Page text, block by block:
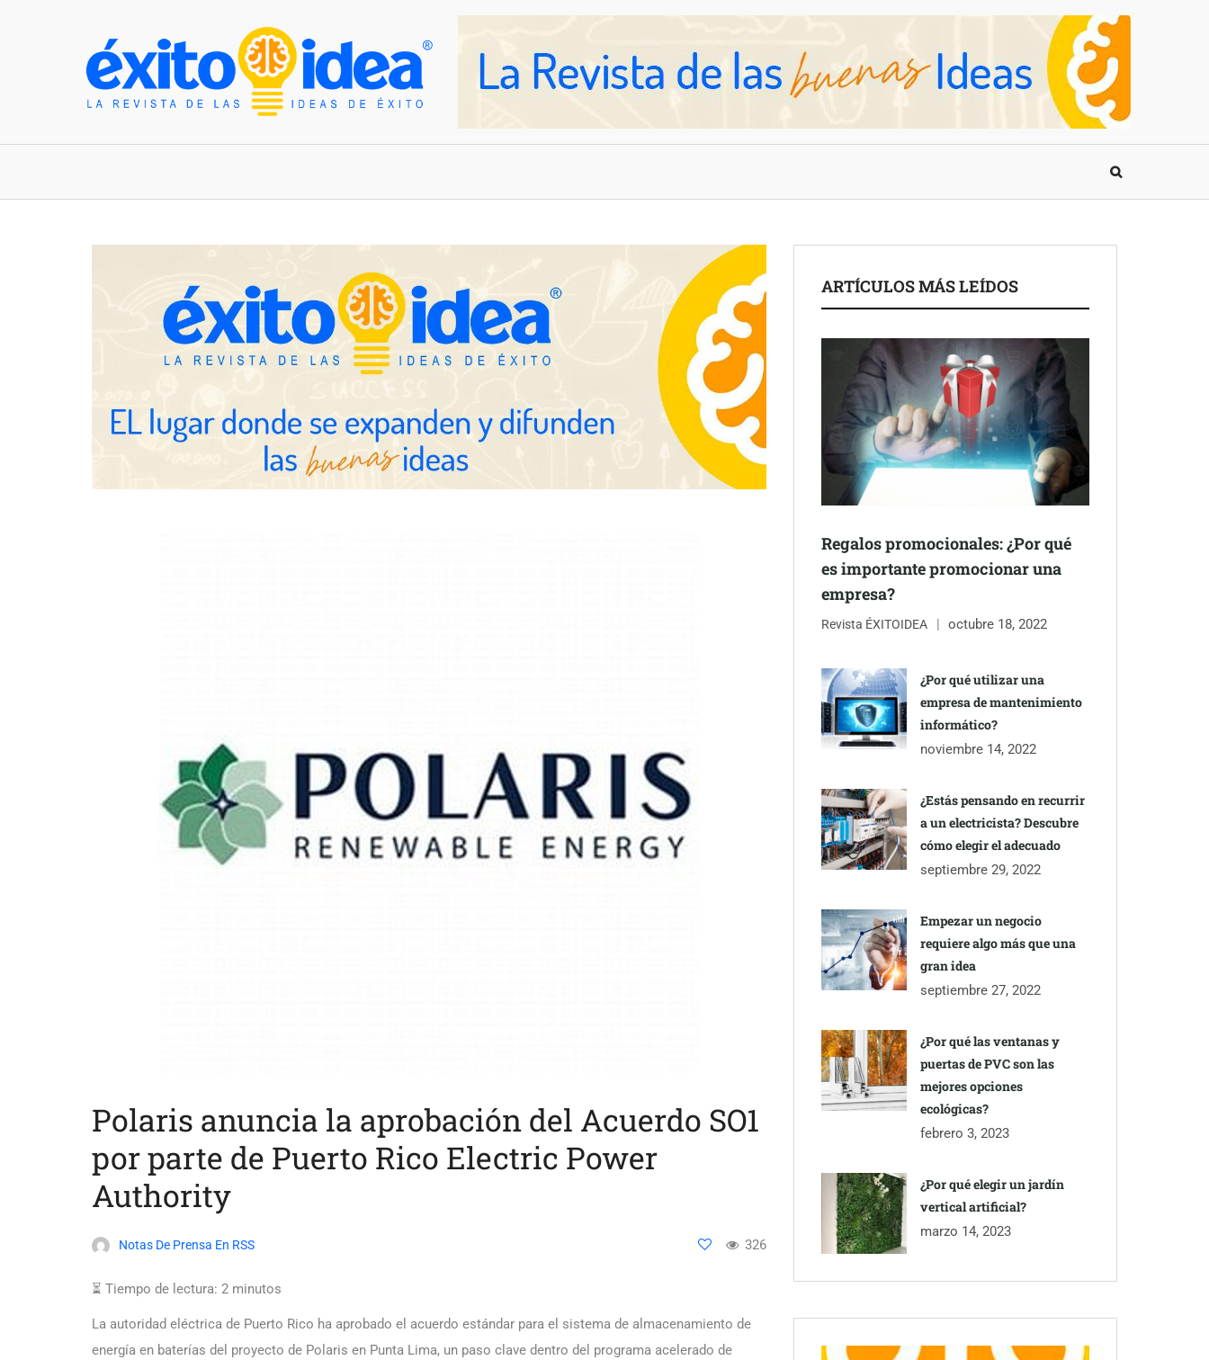
Polaris anuncia la aprobación del Acuerdo SO1
por parte de Puerto Rico Electric Power
Authority
Notas De Prensa En RSS 326
⏳ Tiempo de lectura: 2 minutos
La autoridad eléctrica de Puerto Rico ha aprobado el acuerdo estándar para el sistema de almacenamiento de
energía en baterías del proyecto de Polaris en Punta Lima, un paso clave dentro del programa acelerado de
ARTÍCULOS MÁS LEÍDOS
Regalos promocionales: ¿Por qué
es importante promocionar una
empresa?
Revista ÉXITOIDEA octubre 18, 2022
¿Por qué utilizar una
empresa de mantenimiento
informático?
noviembre 14, 2022
¿Estás pensando en recurrir
a un electricista? Descubre
cómo elegir el adecuado
septiembre 29, 2022
Empezar un negocio
requiere algo más que una
gran idea
septiembre 27, 2022
¿Por qué las ventanas y
puertas de PVC son las
mejores opciones
ecológicas?
febrero 3, 2023
¿Por qué elegir un jardín
vertical artificial?
marzo 14, 2023